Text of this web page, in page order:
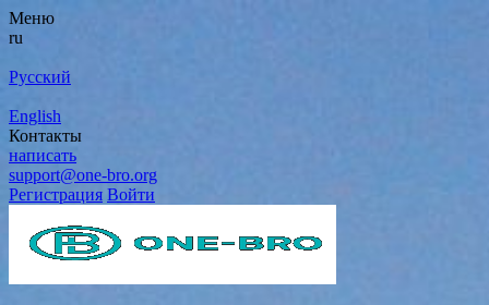
Меню
ru
Русский
English
Контакты
написать
support@one-bro.org
Регистрация Войти